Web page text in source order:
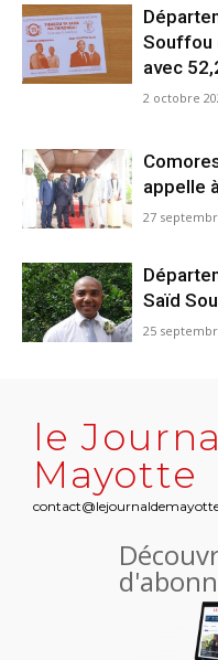
Souffou
avec
2 octobre
appelle
27
Saïd
25
le
Mayotte